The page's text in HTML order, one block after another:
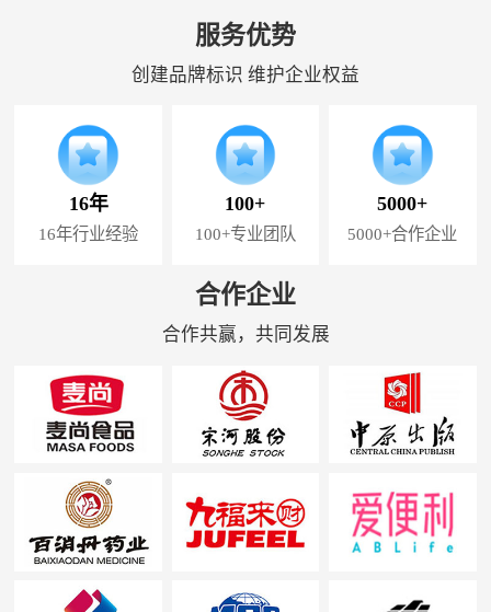
服务优势
创建品牌标识 维护企业权益
16年
16年行业经验
100+
100+专业团队
5000+
5000+合作企业
合作企业
合作共赢，共同发展